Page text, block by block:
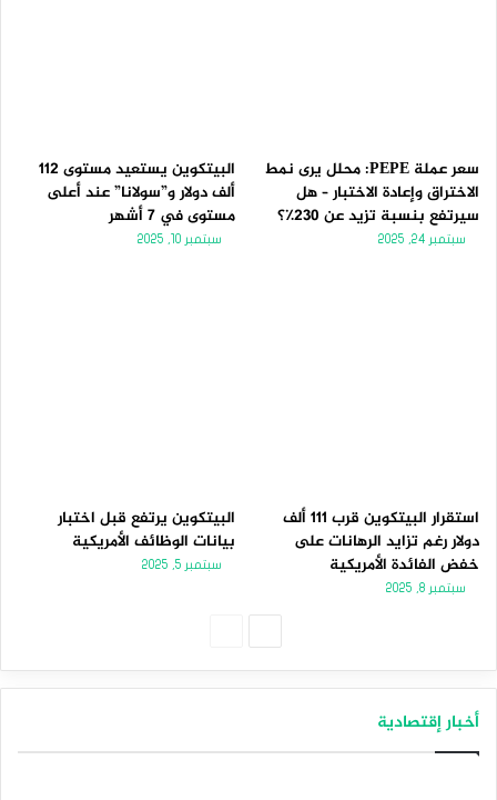
سعر عملة PEPE: محلل يرى نمط
الاختراق وإعادة الاختبار – هل
سيرتفع بنسبة تزيد عن 230٪؟
سبتمبر 24, 2025
البيتكوين يستعيد مستوى 112
ألف دولار و”سولانا” عند أعلى
مستوى في 7 أشهر
سبتمبر 10, 2025
استقرار البيتكوين قرب 111 ألف
دولار رغم تزايد الرهانات على
خفض الفائدة الأمريكية
سبتمبر 8, 2025
البيتكوين يرتفع قبل اختبار
بيانات الوظائف الأمريكية
سبتمبر 5, 2025
أخبار إقتصادية